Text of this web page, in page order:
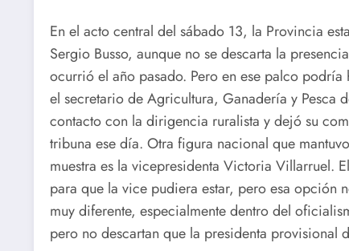
En el acto central del sábado 13, la Provincia
Sergio Busso, aunque no se descarta la
ocurrió el año pasado. Pero en ese palco
el secretario de Agricultura, Ganadería y Pesca
contacto con la dirigencia ruralista y dejó su
tribuna ese día. Otra figura nacional que
muestra es la vicepresidenta Victoria Villarruel.
para que la vice pudiera estar, pero esa opción
muy diferente, especialmente dentro del
pero no descartan que la presidenta provisional